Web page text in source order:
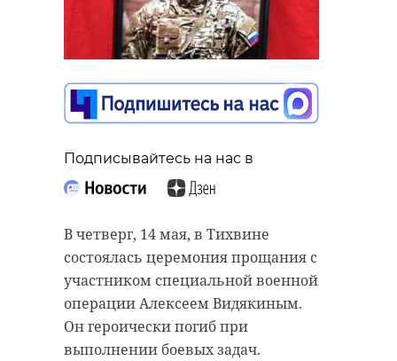
Подписывайтесь на нас в
В четверг, 14 мая, в Тихвине
состоялась церемония прощания с
участником специальной военной
операции Алексеем Видякиным.
Он героически погиб при
выполнении боевых задач.